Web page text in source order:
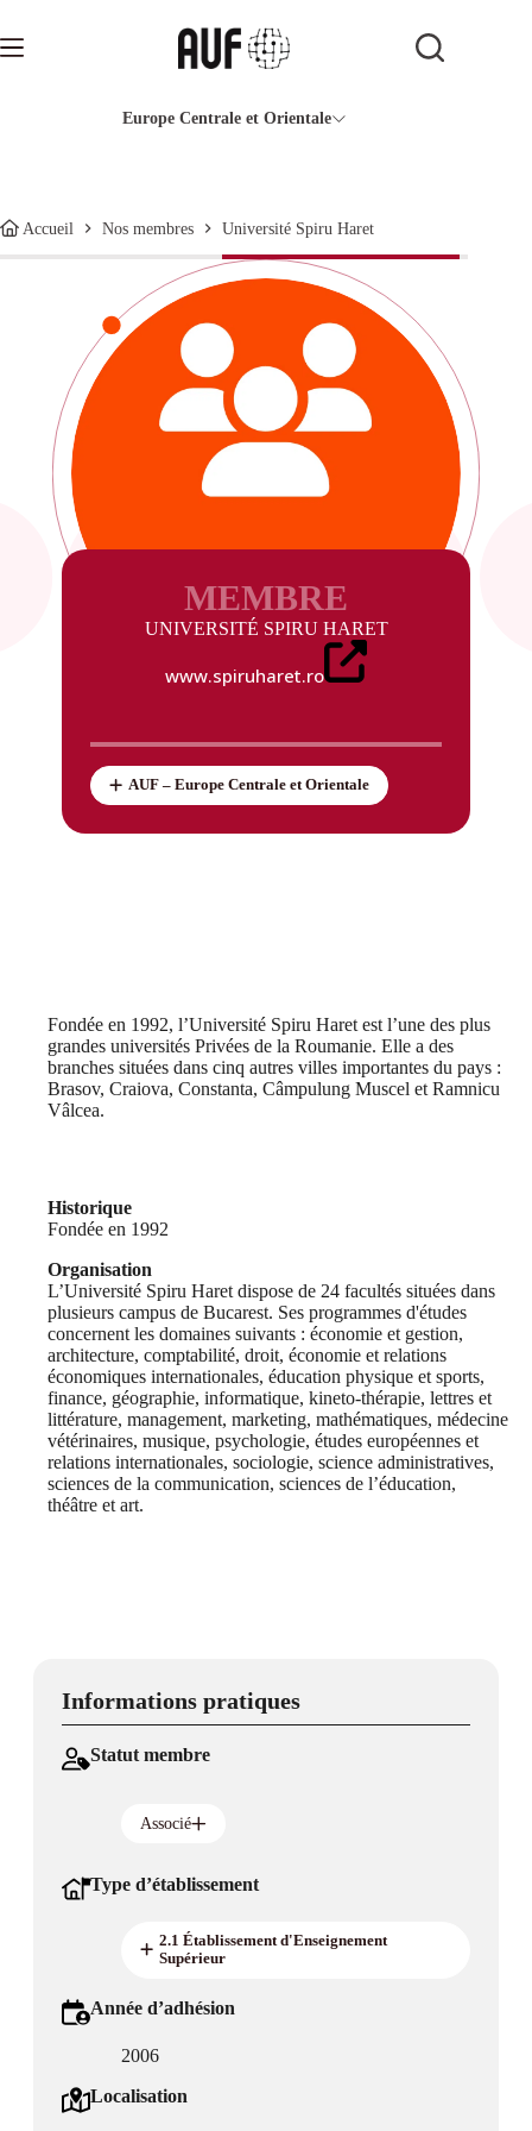
contenu
Europe Centrale et Orientale
Accueil Nos membres Université Spiru Haret
MEMBRE
UNIVERSITÉ SPIRU HARET
www.spiruharet.ro
AUF – Europe Centrale et Orientale
Fondée en 1992, l’Université Spiru Haret est l’une des plus
grandes universités Privées de la Roumanie. Elle a des
branches situées dans cinq autres villes importantes du pays :
Brasov, Craiova, Constanta, Câmpulung Muscel et Ramnicu
Vâlcea.
Historique
Fondée en 1992
Organisation
L’Université Spiru Haret dispose de 24 facultés situées dans
plusieurs campus de Bucarest. Ses programmes d'études
concernent les domaines suivants : économie et gestion,
architecture, comptabilité, droit, économie et relations
économiques internationales, éducation physique et sports,
finance, géographie, informatique, kineto-thérapie, lettres et
littérature, management, marketing, mathématiques, médecine
vétérinaires, musique, psychologie, études européennes et
relations internationales, sociologie, science administratives,
sciences de la communication, sciences de l’éducation,
théâtre et art.
Informations pratiques
Statut membre
Associé
Type d’établissement
2.1 Établissement d'Enseignement
Supérieur
Année d’adhésion
2006
Localisation